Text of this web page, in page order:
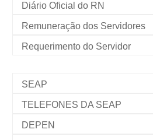
Diário Oficial do RN
Remuneração dos Servidores
Requerimento do Servidor
SEAP
TELEFONES DA SEAP
DEPEN